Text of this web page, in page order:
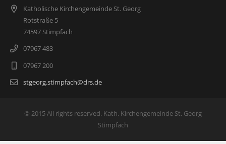
Katholische Kirchengemeinde St. Georg
Rotstraße 5
74597 Stimpfach
07967 483
07967 200
stgeorg.stimpfach@drs.de
© 2015 All rights reserved. Kath. Kirchengemeinde St. Georg
Stimpfach